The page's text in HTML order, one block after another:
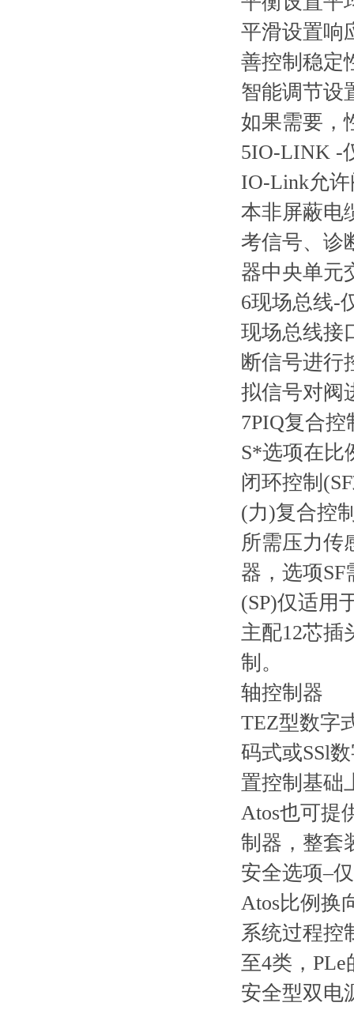
平滑设置响
善控制稳定
智能调节设
如果需要，
5IO-LINK -
IO-Link允
本非屏蔽电
考信号、诊
器中央单元
6现场总线-
现场总线接
断信号进行
拟信号对阀
7PIQ复合控
S*选项在比
闭环控制
(力)复合控
所需压力传
器，选项
(SP)仅适用
主配12芯插
制。
轴控制器
TEZ型数字
码式或SSl
置控制基础
Atos也可提
制器，整套
安全选项–
Atos比例换
系统过程控
至4类，PLe
安全型双电